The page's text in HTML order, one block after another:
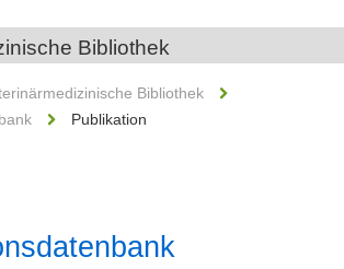
Bibliothek
Bibliothek
Publikation